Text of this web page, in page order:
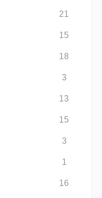
21
15
18
3
13
15
3
1
16